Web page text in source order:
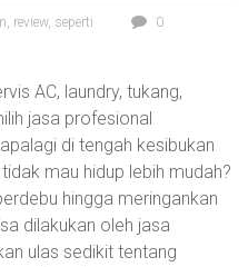
, review, seperti
0
AC, laundry, tukang,
jasa profesional
di tengah kesibukan
mau hidup lebih mudah?
hingga meringankan
dilakukan oleh jasa
ulas sedikit tentang